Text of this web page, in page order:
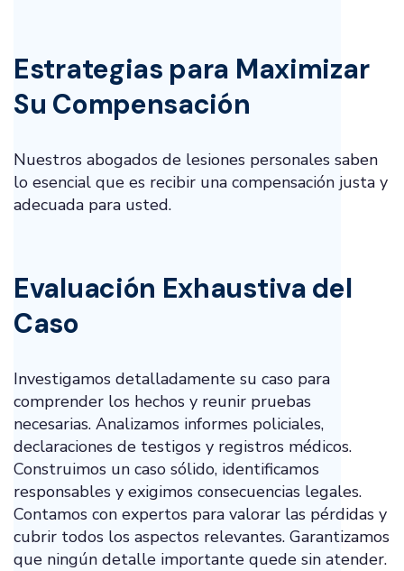
Estrategias para Maximizar
Su Compensación
Nuestros abogados de lesiones personales saben
lo esencial que es recibir una compensación justa y
adecuada para usted.
Evaluación Exhaustiva del
Caso
Investigamos detalladamente su caso para
comprender los hechos y reunir pruebas
necesarias. Analizamos informes policiales,
declaraciones de testigos y registros médicos.
Construimos un caso sólido, identificamos
responsables y exigimos consecuencias legales.
Contamos con expertos para valorar las pérdidas y
cubrir todos los aspectos relevantes. Garantizamos
que ningún detalle importante quede sin atender.